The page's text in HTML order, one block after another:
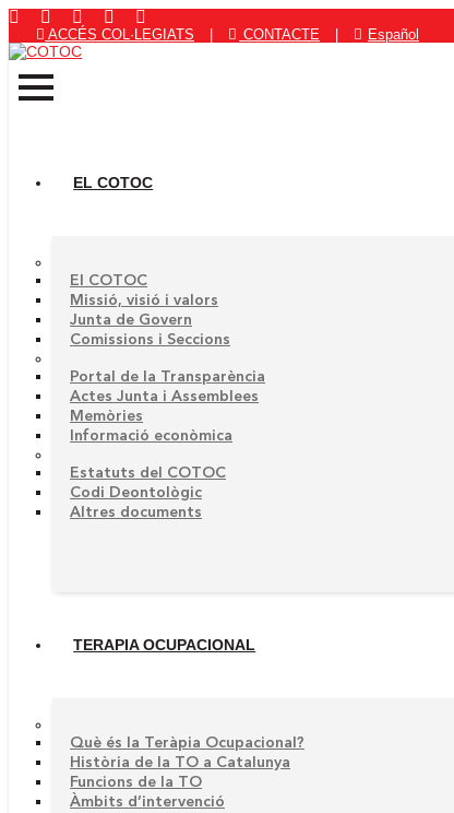
ACCÉS COL·LEGIATS CONTACTE Español
EL COTOC
El COTOC
Missió, visió i valors
Junta de Govern
Comissions i Seccions
Portal de la Transparència
Actes Junta i Assemblees
Memòries
Informació econòmica
Estatuts del COTOC
Codi Deontològic
Altres documents
TERAPIA OCUPACIONAL
Què és la Teràpia Ocupacional?
Història de la TO a Catalunya
Funcions de la TO
Àmbits d’intervenció